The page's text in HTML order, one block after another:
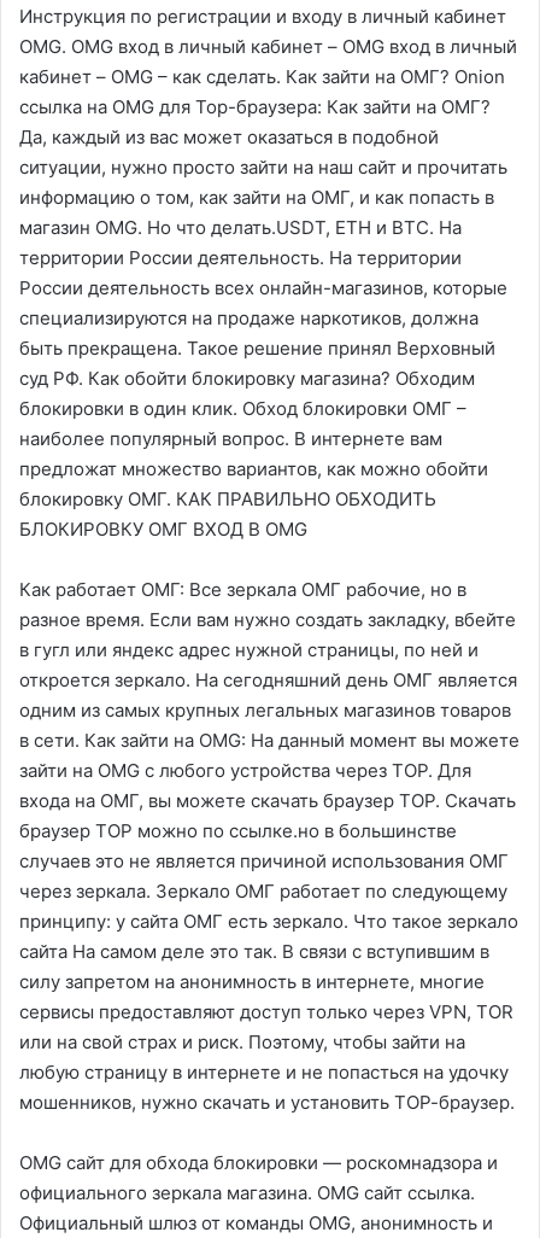
Инструкция по регистрации и входу в личный кабинет
OMG. OMG вход в личный кабинет – OMG вход в личный
кабинет – OMG – как сделать. Как зайти на ОМГ? Onion
ссылка на OMG для Тор-браузера: Как зайти на ОМГ?
Да, каждый из вас может оказаться в подобной
ситуации, нужно просто зайти на наш сайт и прочитать
информацию о том, как зайти на ОМГ, и как попасть в
магазин OMG. Но что делать.USDT, ETH и BTC. На
территории России деятельность. На территории
России деятельность всех онлайн-магазинов, которые
специализируются на продаже наркотиков, должна
быть прекращена. Такое решение принял Верховный
суд РФ. Как обойти блокировку магазина? Обходим
блокировки в один клик. Обход блокировки ОМГ –
наиболее популярный вопрос. В интернете вам
предложат множество вариантов, как можно обойти
блокировку ОМГ. КАК ПРАВИЛЬНО ОБХОДИТЬ
БЛОКИРОВКУ ОМГ ВХОД В OMG
Как работает ОМГ: Все зеркала ОМГ рабочие, но в
разное время. Если вам нужно создать закладку, вбейте
в гугл или яндекс адрес нужной страницы, по ней и
откроется зеркало. На сегодняшний день ОМГ является
одним из самых крупных легальных магазинов товаров
в сети. Как зайти на OMG: На данный момент вы можете
зайти на OMG с любого устройства через ТОР. Для
входа на ОМГ, вы можете скачать браузер ТОР. Скачать
браузер ТОР можно по ссылке.но в большинстве
случаев это не является причиной использования ОМГ
через зеркала. Зеркало ОМГ работает по следующему
принципу: у сайта ОМГ есть зеркало. Что такое зеркало
сайта На самом деле это так. В связи с вступившим в
силу запретом на анонимность в интернете, многие
сервисы предоставляют доступ только через VPN, TOR
или на свой страх и риск. Поэтому, чтобы зайти на
любую страницу в интернете и не попасться на удочку
мошенников, нужно скачать и установить ТОР-браузер.
OMG сайт для обхода блокировки — роскомнадзора и
официального зеркала магазина. OMG сайт ссылка.
Официальный шлюз от команды OMG, анонимность и